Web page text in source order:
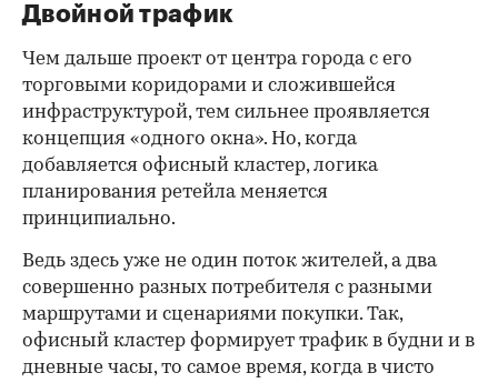
Двойной трафик
Чем дальше проект от центра города с его
торговыми коридорами и сложившейся
инфраструктурой, тем сильнее проявляется
концепция «одного окна». Но, когда
добавляется офисный кластер, логика
планирования ретейла меняется
принципиально.
Ведь здесь уже не один поток жителей, а два
совершенно разных потребителя с разными
маршрутами и сценариями покупки. Так,
офисный кластер формирует трафик в будни и в
дневные часы, то самое время, когда в чисто